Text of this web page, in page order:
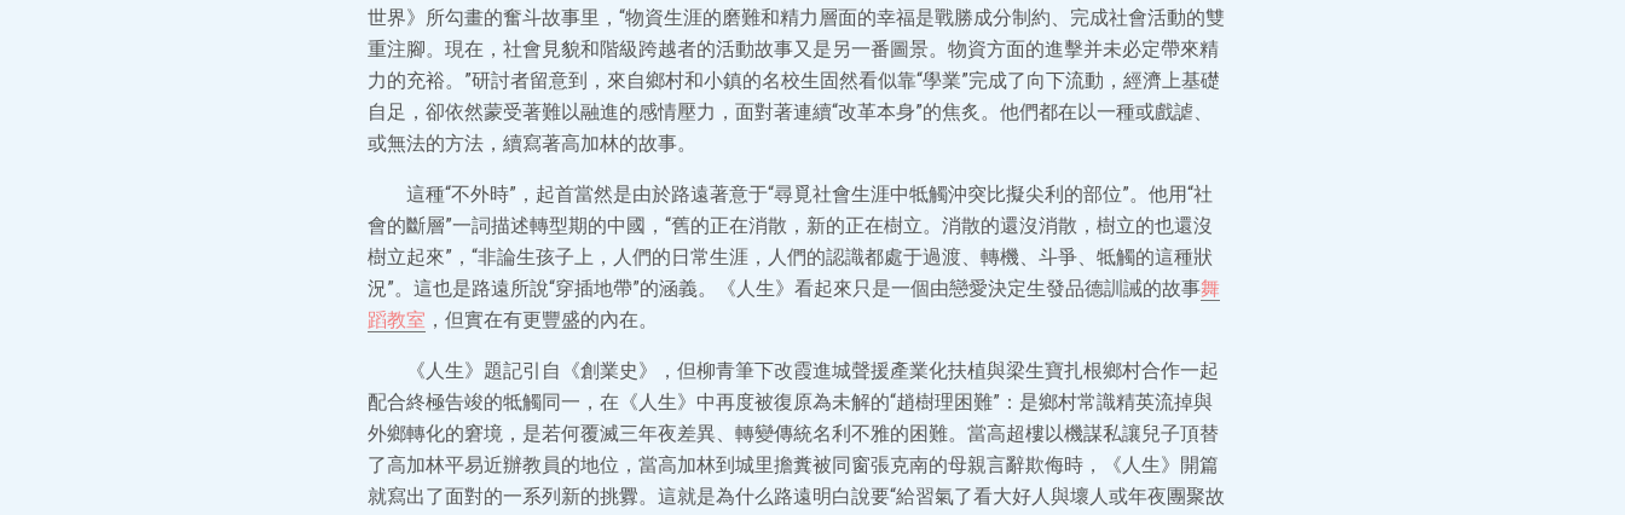
世界》所勾畫的奮斗故事里，“物資生涯的磨難和精力層面的幸福是戰勝成分制約、完成社會活動的雙
重注腳。現在，社會見貌和階級跨越者的活動故事又是另一番圖景。物資方面的進擊并未必定帶來精
力的充裕。”研討者留意到，來自鄉村和小鎮的名校生固然看似靠“學業”完成了向下流動，經濟上基礎
自足，卻依然蒙受著難以融進的感情壓力，面對著連續“改革本身”的焦炙。他們都在以一種或戲謔、
或無法的方法，續寫著高加林的故事。
這種“不外時”，起首當然是由於路遠著意于“尋覓社會生涯中牴觸沖突比擬尖利的部位”。他用“社
會的斷層”一詞描述轉型期的中國，“舊的正在消散，新的正在樹立。消散的還沒消散，樹立的也還沒
樹立起來”，“非論生孩子上，人們的日常生涯，人們的認識都處于過渡、轉機、斗爭、牴觸的這種狀
況”。這也是路遠所說“穿插地帶”的涵義。《人生》看起來只是一個由戀愛決定生發品德訓誡的故事舞
蹈教室 ，但實在有更豐盛的內在。
《人生》題記引自《創業史》，但柳青筆下改霞進城聲援產業化扶植與梁生寶扎根鄉村合作一起
配合終極告竣的牴觸同一，在《人生》中再度被復原為未解的“趙樹理困難”：是鄉村常識精英流掉與
外鄉轉化的窘境，是若何覆滅三年夜差異、轉變傳統名利不雅的困難。當高超樓以機謀私讓兒子頂替
了高加林平易近辦教員的地位，當高加林到城里擔糞被同窗張克南的母親言辭欺侮時，《人生》開篇
就寫出了面對的一系列新的挑釁。這就是為什么路遠明白說要“給習氣了看大好人與壞人或年夜團聚故